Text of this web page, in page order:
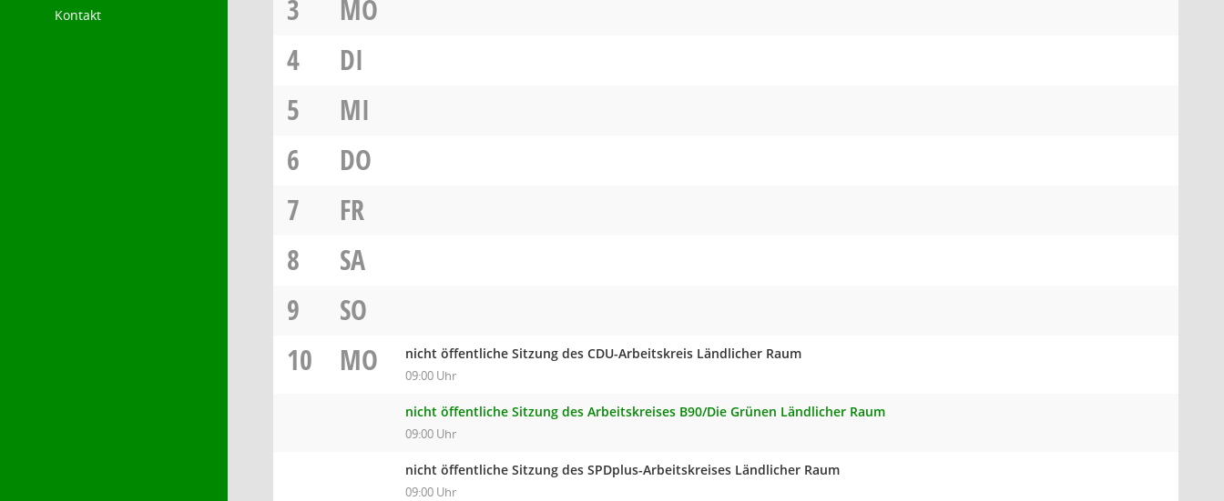
Kontakt 3
MO
4
DI
5
MI
6
DO
7
FR
8
SA
9
SO
10
MO nicht öffentliche Sitzung des CDU-Arbeitskreis Ländlicher Raum
09:00 Uhr
nicht öffentliche Sitzung des Arbeitskreises B90/Die Grünen Ländlicher Raum
09:00 Uhr
nicht öffentliche Sitzung des SPDplus-Arbeitskreises Ländlicher Raum
09:00 Uhr